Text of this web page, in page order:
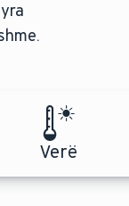
Verë